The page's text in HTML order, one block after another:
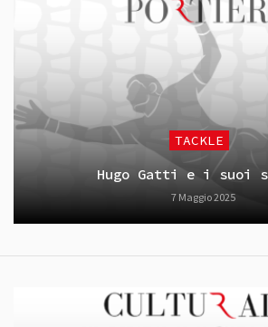
TACKLE
Hugo Gatti e i suoi
7 Maggio 2025